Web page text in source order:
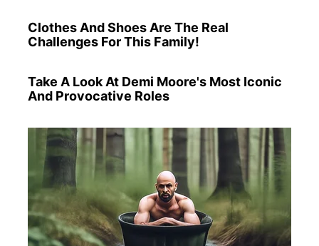
Clothes And Shoes Are The Real
Challenges For This Family!
Take A Look At Demi Moore's Most Iconic
And Provocative Roles